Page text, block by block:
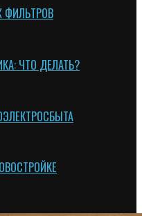
ФИЛЬТРОВ
ЧТО ДЕЛАТЬ?